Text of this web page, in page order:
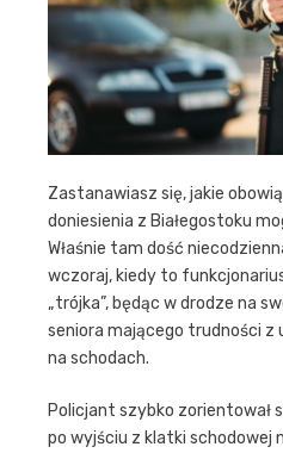
Zastanawiasz się, jakie
doniesienia z Białegostoku
Właśnie tam dość
wczoraj, kiedy to
„trójka”, będąc w drodze na
seniora mającego trudności
na schodach.
Policjant szybko zorientował
po wyjściu z klatki schodowej